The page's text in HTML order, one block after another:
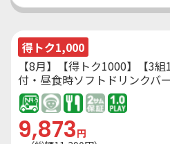
得トク1,000
【8月】【得トク1000】【3
付・昼食時ソフトドリンクバ
9,873円